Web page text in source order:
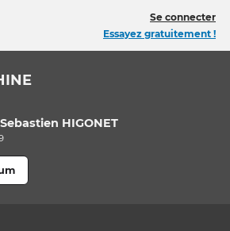
Se connecter
Essayez gratuitement !
Sebastien HIGONET